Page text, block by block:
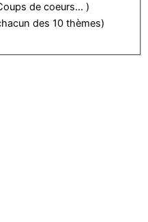
de coeurs... )
des 10 thèmes)